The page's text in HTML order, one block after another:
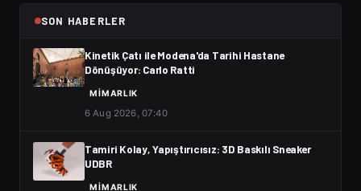
SON HABERLER
Kinetik Çatı ile Modena'da Tarihi Hastane
Dönüşüyor: Carlo Ratti
MIMARLIK
6 Aug 2026, 07:40
Tamiri Kolay, Yapıştırıcısız: 3D Baskılı Sneaker
UDBR
MIMARLIK